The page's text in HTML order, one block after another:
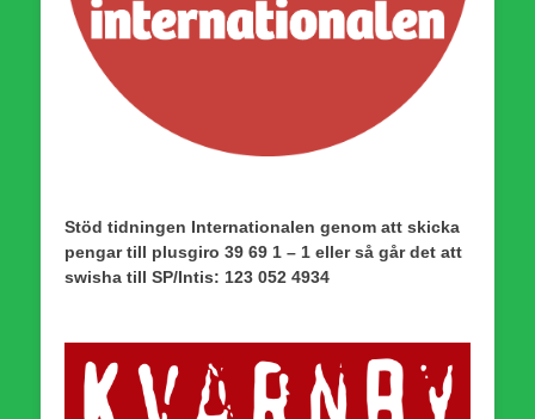
Stöd tidningen Internationalen genom att skicka
pengar till plusgiro 39 69 1 – 1 eller så går det att
swisha till SP/Intis: 123 052 4934